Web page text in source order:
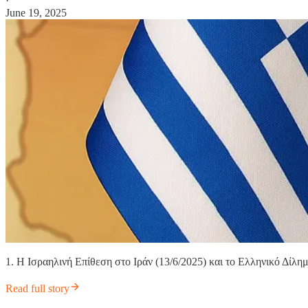
June 19, 2025
1. Η Ισραηλινή Επίθεση στο Ιράν (13/6/2025) και το Ελληνικό
Read full story